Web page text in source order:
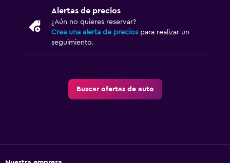
Alertas de precios
¿Aún no quieres reservar?
Crea una alerta de precios para realizar un
seguimiento.
Buscar ofertas de auto